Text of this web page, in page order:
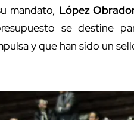
mandato, López
se destine
y que han sido un